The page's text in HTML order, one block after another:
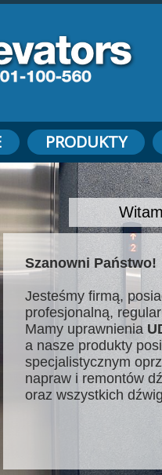
PRODUKTY
Szanowni Państwo!
Jesteśmy firmą,
profesjonalną,
Mamy uprawnienia
a nasze produkty
specjalistycznym
napraw i remontów
oraz wszystkich